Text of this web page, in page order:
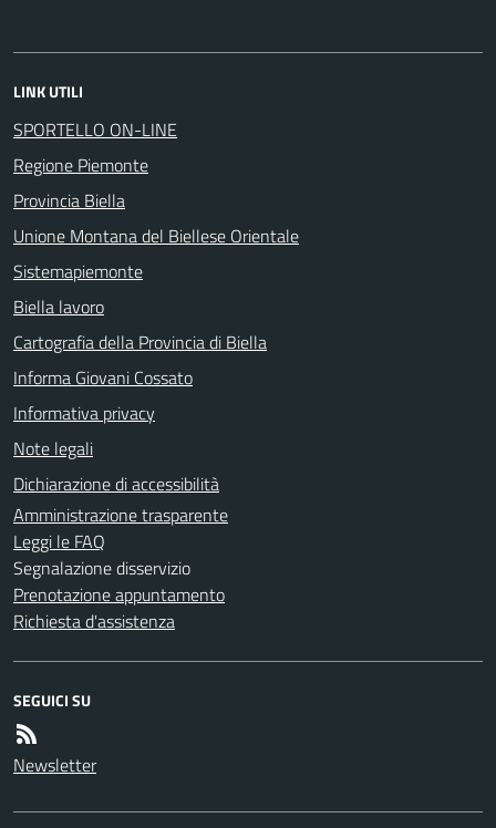
LINK UTILI
SPORTELLO ON-LINE
Regione Piemonte
Provincia Biella
Unione Montana del Biellese Orientale
Sistemapiemonte
Biella lavoro
Cartografia della Provincia di Biella
Informa Giovani Cossato
Informativa privacy
Note legali
Dichiarazione di accessibilità
Amministrazione trasparente
Leggi le FAQ
Segnalazione disservizio
Prenotazione appuntamento
Richiesta d'assistenza
SEGUICI SU
Newsletter